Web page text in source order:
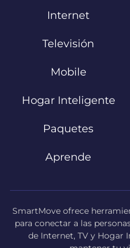
Internet
Televisión
Mobile
Hogar Inteligente
Paquetes
Aprende
SmartMove ofrece
para conectar a las
de Internet, TV y Hogar